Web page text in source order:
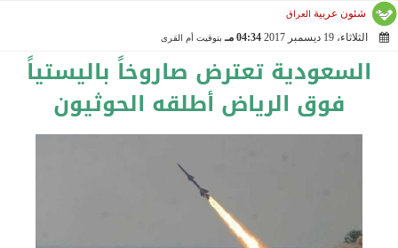
شئون عربية العراق
الثلاثاء، 19 ديسمبر 2017 04:34 مـ بتوقيت أم القرى
السعودية تعترض صاروخاً باليستياً
فوق الرياض أطلقه الحوثيون